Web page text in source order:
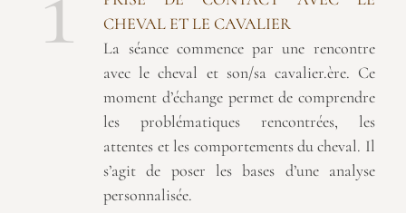
CHEVAL ET LE CAVALIER
La séance commence par une rencontre
avec le cheval et son/sa cavalier.ère. Ce
moment d’échange permet de comprendre
les problématiques rencontrées, les
attentes et les comportements du cheval. Il
s’agit de poser les bases d’une analyse
personnalisée.